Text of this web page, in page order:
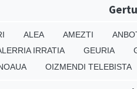
ALEA AMEZTI
IRRATIA GEURIA
OIZMENDI TELEBISTA